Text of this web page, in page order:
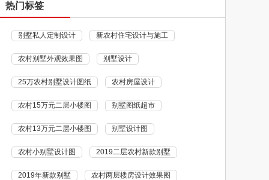
热门标签
别墅私人定制设计 新农村住宅设计与施工
农村别墅外观效果图 别墅设计
25万农村别墅设计图纸 农村房屋设计
农村15万元二层小楼图 别墅图纸超市
农村13万元二层小楼图 别墅设计图
农村小别墅设计图 2019二层农村新款别墅
2019年新款别墅 农村两层楼房设计效果图